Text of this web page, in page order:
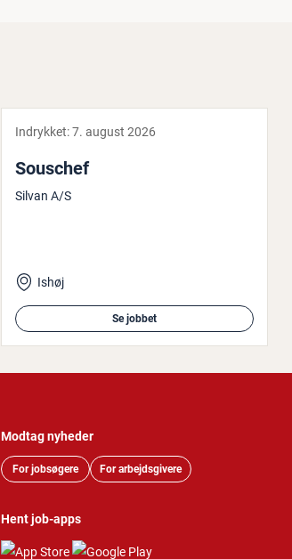
Indrykket:7. august 2026
Souschef
Silvan A/S
Ishøj
Se jobbet
Modtag nyheder
For jobsøgere For arbejdsgivere
Hent job-apps